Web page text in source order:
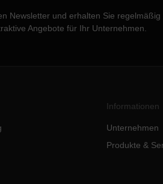
Newsletter und erhalten Sie regelmäßig
Angebote für Ihr Unternehmen.
Informationen
Unternehmen
Produkte &